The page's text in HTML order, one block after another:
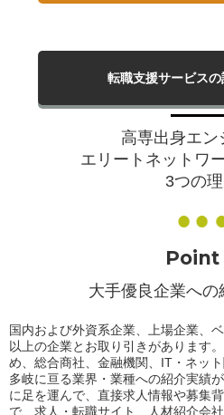
転職支援サービスの
高専出身エン
エリートネットワ
3つの
Point
大手優良企業への
国内および外資系企業、上場企業、
以上の企業とお取り引きがあります
め、総合商社、金融機関、IT・ネッ
多岐に亘る業界・業種への紹介実績
に足を運んで、直接求人情報や募集
で、求人・転職サイト、人材紹介会